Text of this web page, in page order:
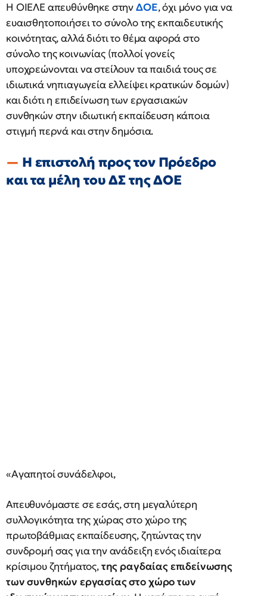
Η ΟΙΕΛΕ απευθύνθηκε στηνΔΟΕ, όχι μόνο για να
ευαισθητοποιήσει το σύνολο της εκπαιδευτικής
κοινότητας, αλλά διότι το θέμα αφορά στο
σύνολο της κοινωνίας (πολλοί γονείς
υποχρεώνονται να στείλουν τα παιδιά τους σε
ιδιωτικά νηπιαγωγεία ελλείψει κρατικών δομών)
και διότι η επιδείνωση των εργασιακών
συνθηκών στην ιδιωτική εκπαίδευση κάποια
στιγμή περνά και στην δημόσια.
H επιστολή προς τον Πρόεδρο
και τα μέλη του ΔΣ της ΔΟΕ
«Αγαπητοί συνάδελφοι,
Απευθυνόμαστε σε εσάς, στη μεγαλύτερη
συλλογικότητα της χώρας στο χώρο της
πρωτοβάθμιας εκπαίδευσης, ζητώντας την
συνδρομή σας για την ανάδειξη ενός ιδιαίτερα
κρίσιμου ζητήματος,της ραγδαίας επιδείνωσης
των συνθηκών εργασίας στο χώρο των